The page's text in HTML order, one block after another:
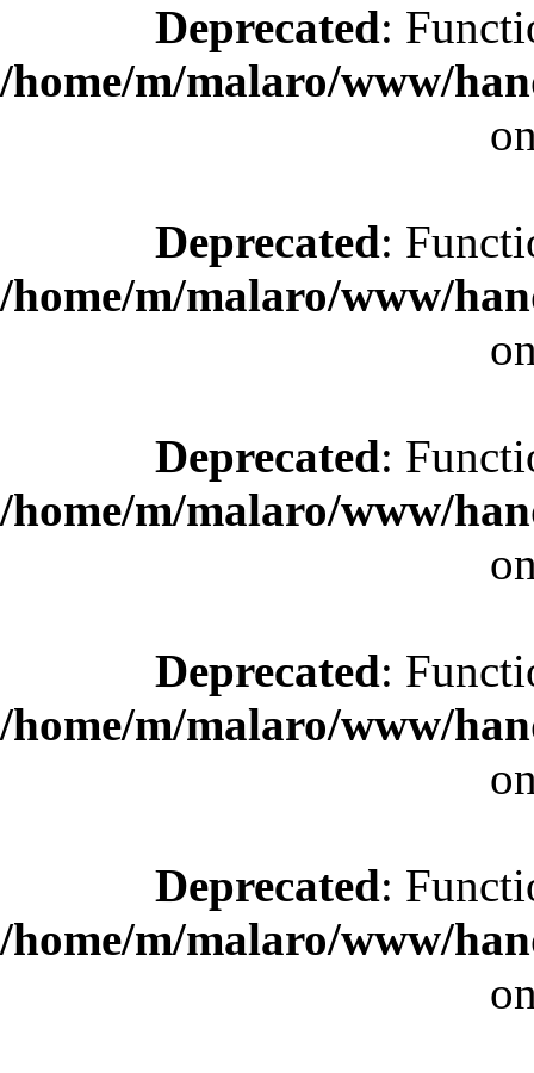
Deprecated:
/home/m/malaro/www/
Deprecated:
/home/m/malaro/www/
Deprecated:
/home/m/malaro/www/
Deprecated:
/home/m/malaro/www/
Deprecated:
/home/m/malaro/www/